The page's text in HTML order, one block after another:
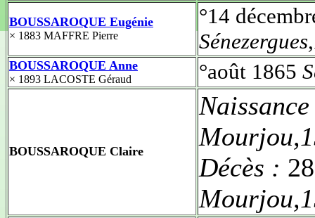
BOUSSAROQUE Eugénie
× 1883 MAFFRE Pierre
°14
BOUSSAROQUE Anne
× 1893 LACOSTE Géraud °août 1865
BOUSSAROQUE Claire
Décès :